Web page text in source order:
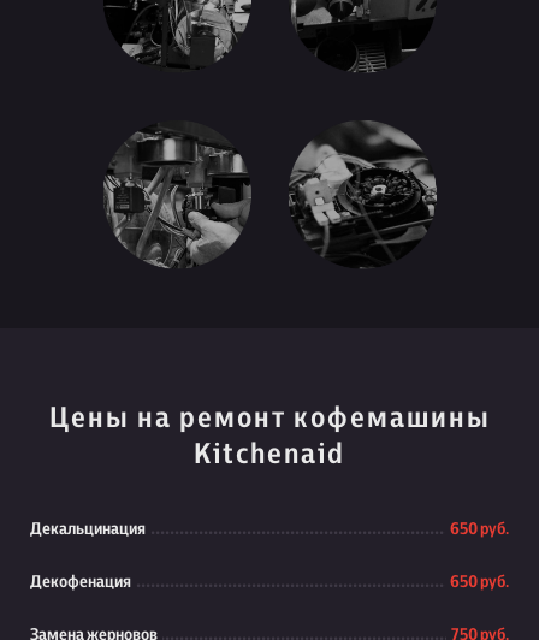
Цены на ремонт кофемашины
Kitchenaid
Декальцинация 650 руб.
Декофенация 650 руб.
Замена жерновов 750 руб.